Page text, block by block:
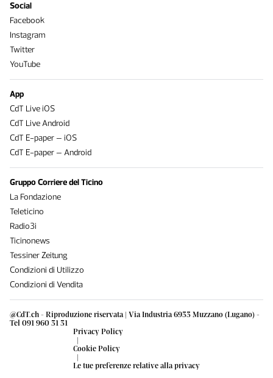
@CdT.ch - Riproduzione riservata | Via Industria 6933 Muzzano (Lugano) -
Tel 091 960 31 31
Privacy Policy
|
Cookie Policy
|
Le tue preferenze relative alla privacy
Social
Facebook
Instagram
Twitter
YouTube
App
CdT Live iOS
CdT Live Android
CdT E-paper – iOS
CdT E-paper – Android
Gruppo Corriere del Ticino
La Fondazione
Teleticino
Radio3i
Ticinonews
Tessiner Zeitung
Condizioni di Utilizzo
Condizioni di Vendita